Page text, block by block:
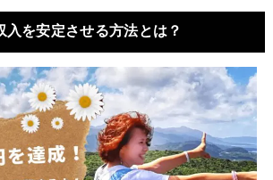
を安定させる方法とは？